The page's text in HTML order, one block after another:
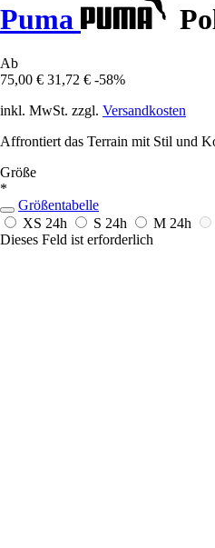
Puma
Ab
75,00 € 31,72 € -58%
inkl. MwSt. zzgl. Versandkosten
Affrontiert das Terrain mit Stil und
Größe
*
Größentabelle
XS 24h S 24h M 24h
Dieses Feld ist erforderlich